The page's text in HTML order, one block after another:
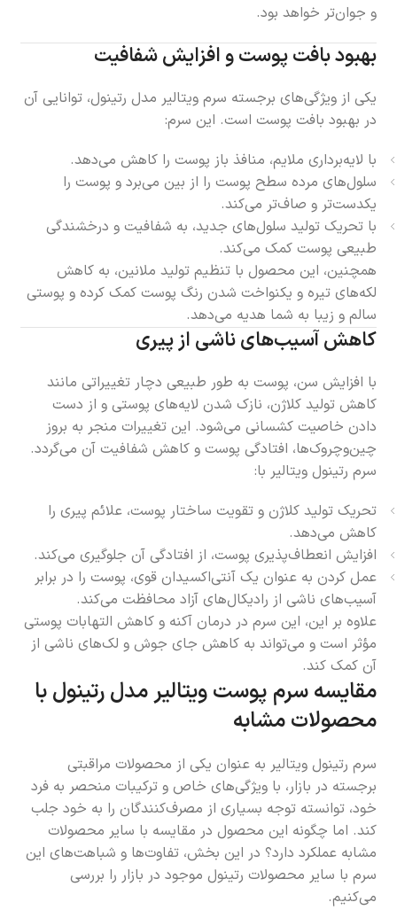
و جوان‌تر خواهد بود.
بهبود بافت پوست و افزایش شفافیت
یکی از ویژگی‌های برجسته سرم ویتالیر مدل رتینول، توانایی آن
در بهبود بافت پوست است. این سرم:
با لایه‌برداری ملایم، منافذ باز پوست را کاهش می‌دهد.
سلول‌های مرده سطح پوست را از بین می‌برد و پوست را
یکدست‌تر و صاف‌تر می‌کند.
با تحریک تولید سلول‌های جدید، به شفافیت و درخشندگی
طبیعی پوست کمک می‌کند.
همچنین، این محصول با تنظیم تولید ملانین، به کاهش
لکه‌های تیره و یکنواخت شدن رنگ پوست کمک کرده و پوستی
سالم و زیبا به شما هدیه می‌دهد.
کاهش آسیب‌های ناشی از پیری
با افزایش سن، پوست به طور طبیعی دچار تغییراتی مانند
کاهش تولید کلاژن، نازک شدن لایه‌های پوستی و از دست
دادن خاصیت کشسانی می‌شود. این تغییرات منجر به بروز
چین‌وچروک‌ها، افتادگی پوست و کاهش شفافیت آن می‌گردد.
سرم رتینول ویتالیر با:
تحریک تولید کلاژن و تقویت ساختار پوست، علائم پیری را
کاهش می‌دهد.
افزایش انعطاف‌پذیری پوست، از افتادگی آن جلوگیری می‌کند.
عمل کردن به عنوان یک آنتی‌اکسیدان قوی، پوست را در برابر
آسیب‌های ناشی از رادیکال‌های آزاد محافظت می‌کند.
علاوه بر این، این سرم در درمان آکنه و کاهش التهابات پوستی
مؤثر است و می‌تواند به کاهش جای جوش و لک‌های ناشی از
آن کمک کند.
مقایسه سرم پوست ویتالیر مدل رتینول با
محصولات مشابه
سرم رتینول ویتالیر به عنوان یکی از محصولات مراقبتی
برجسته در بازار، با ویژگی‌های خاص و ترکیبات منحصر به فرد
خود، توانسته توجه بسیاری از مصرف‌کنندگان را به خود جلب
کند. اما چگونه این محصول در مقایسه با سایر محصولات
مشابه عملکرد دارد؟ در این بخش، تفاوت‌ها و شباهت‌های این
سرم با سایر محصولات رتینول موجود در بازار را بررسی
می‌کنیم.